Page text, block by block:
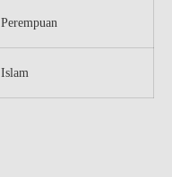
Perempuan
Islam